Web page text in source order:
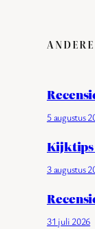
5 augustus
Kijktips
3 augustus
31 juli 2026